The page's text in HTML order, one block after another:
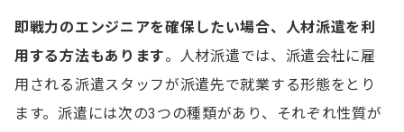
即戦力のエンジニアを確保したい場合、人材派遣を利
用する方法もあります。人材派遣では、派遣会社に雇
用される派遣スタッフが派遣先で就業する形態をとり
ます。派遣には次の3つの種類があり、それぞれ性質が